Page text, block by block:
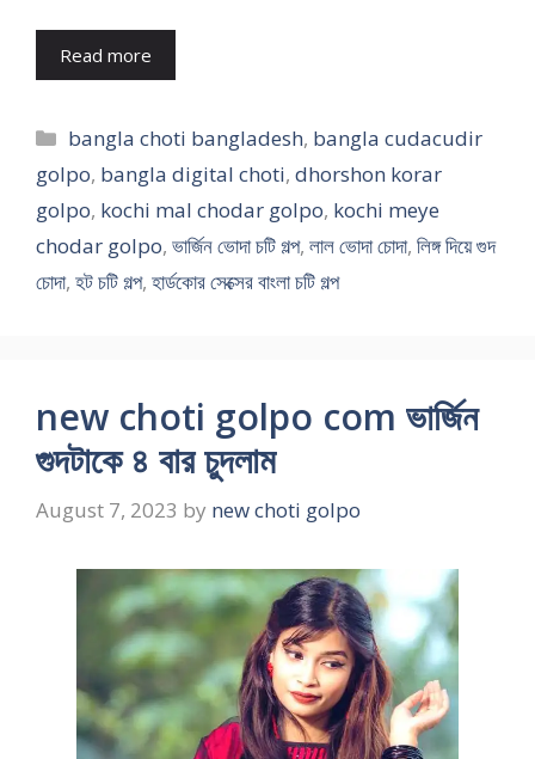
Read more
Categories
bangla choti bangladesh, bangla cudacudir
golpo, bangla digital choti, dhorshon korar
golpo, kochi mal chodar golpo, kochi meye
chodar golpo, ভার্জিন ভোদা চটি গল্প, লাল ভোদা চোদা, লিঙ্গ দিয়ে গুদ
চোদা, হট চটি গল্প, হার্ডকোর সেক্সের বাংলা চটি গল্প
new choti golpo com ভার্জিন
গুদটাকে ৪ বার চুদলাম
August 7, 2023 by new choti golpo